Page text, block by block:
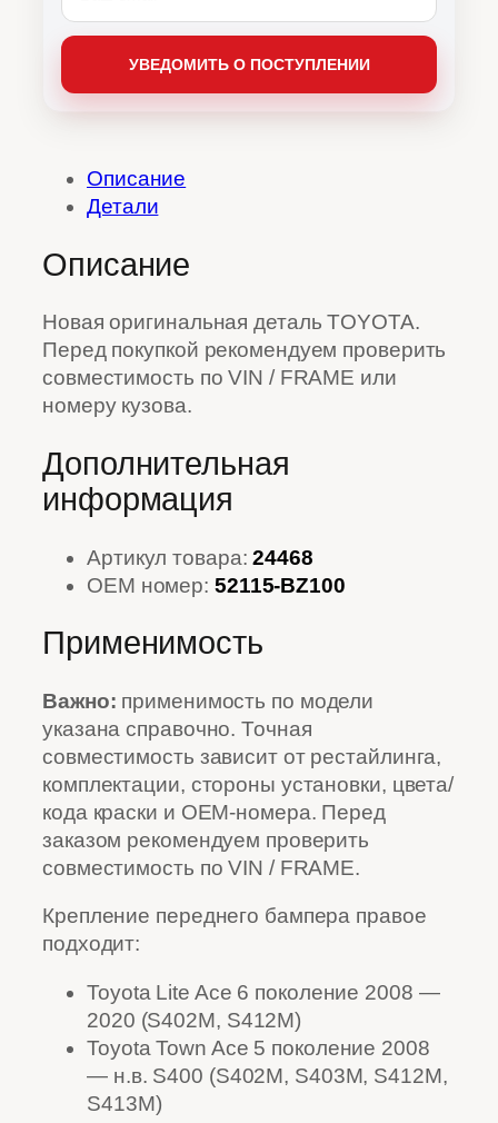
Описание
Детали
Описание
Новая оригинальная деталь TOYOTA.
Перед покупкой рекомендуем проверить
совместимость по VIN / FRAME или
номеру кузова.
Дополнительная
информация
Артикул товара:24468
OEM номер: 52115-BZ100
Применимость
Важно: применимость по модели
указана справочно. Точная
совместимость зависит от рестайлинга,
комплектации, стороны установки, цвета/
кода краски и OEM-номера. Перед
заказом рекомендуем проверить
совместимость по VIN / FRAME.
Крепление переднего бампера правое
подходит:
Toyota Lite Ace 6 поколение 2008 —
2020 (S402M, S412M)
Toyota Town Ace 5 поколение 2008
— н.в. S400 (S402M, S403M, S412M,
S413M)